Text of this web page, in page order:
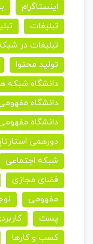
اینستاگرام
تبلیغات
تبلیغات در
تولید محتوا
دانشگاه شبکه
دانشگاه
دانشگاه
دورهمی
شبکه اجتماعی
فضای مجازی
مفهومی
پست
کسب و کارها